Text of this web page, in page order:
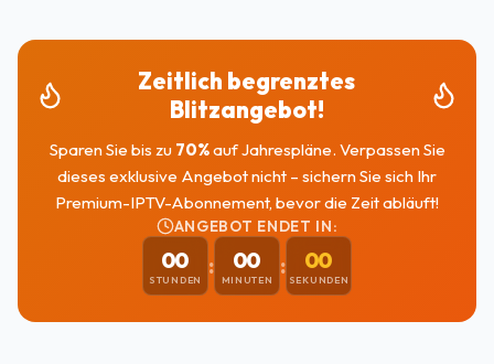
Zeitlich begrenztes
Blitzangebot!
Sparen Sie bis zu 70%auf Jahrespläne. Verpassen Sie
dieses exklusive Angebot nicht – sichern Sie sich Ihr
Premium-IPTV-Abonnement, bevor die Zeit abläuft!
ANGEBOT ENDET IN:
00
STUNDEN
: 00
MINUTEN
: 00
SEKUNDEN